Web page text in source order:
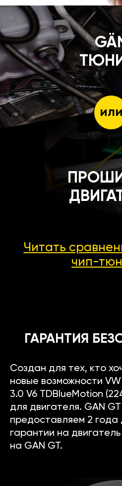
или
Читать
чип-
ГАРАНТИЯ
Создан для тех, кто
новые возможности
3.0 V6 TDBlueMotion
для двигателя. GAN
предоставляем 2 года
гарантии на
на GAN GT.